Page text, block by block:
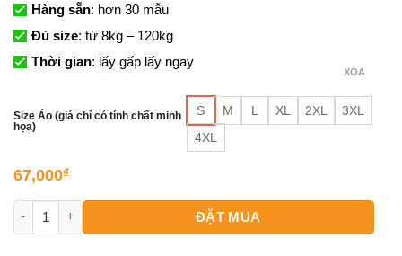
Hàng sẵn: hơn 30 mẫu
Đủ size: từ 8kg – 120kg
Thời gian: lấy gấp lấy ngay
Size Áo (giá chỉ có tính chất minh
họa)
S M L XL 2XL
3XL
4XL
XÓA
67,000₫
Mẫu Sơ Mi Nam Hawaii Đẹp số lượng
ĐẶT MUA